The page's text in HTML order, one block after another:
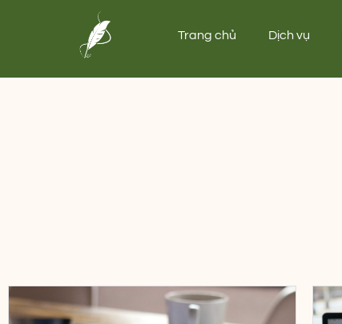
Trang chủ Dịch vụ